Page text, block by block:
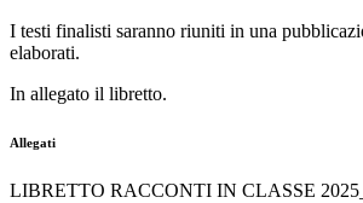
I testi finalisti saranno riuniti in una
elaborati.
In allegato il libretto.
Allegati
LIBRETTO RACCONTI IN CLASSE